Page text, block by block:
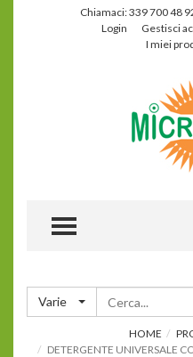
Chiamaci: 339 700 48
Login
Gestisci
I miei
TOGGLE
Varie
HOME
DETERGENTE UNIVERSALE